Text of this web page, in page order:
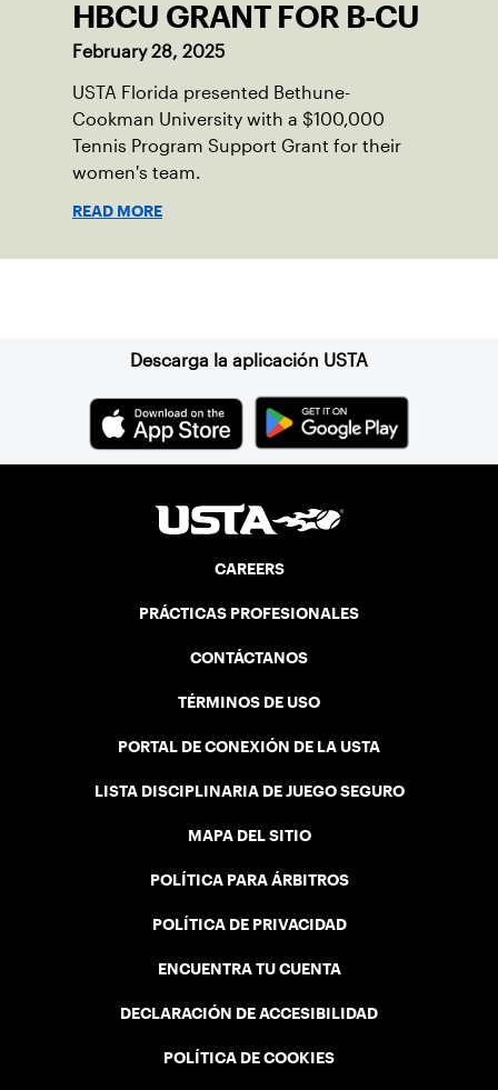
HBCU GRANT FOR B-CU
February 28, 2025
USTA Florida presented Bethune-
Cookman University with a $100,000
Tennis Program Support Grant for their
women's team.
READ MORE
Descarga la aplicación USTA
CAREERS
PRÁCTICAS PROFESIONALES
CONTÁCTANOS
TÉRMINOS DE USO
PORTAL DE CONEXIÓN DE LA USTA
LISTA DISCIPLINARIA DE JUEGO SEGURO
MAPA DEL SITIO
POLÍTICA PARA ÁRBITROS
POLÍTICA DE PRIVACIDAD
ENCUENTRA TU CUENTA
DECLARACIÓN DE ACCESIBILIDAD
POLÍTICA DE COOKIES